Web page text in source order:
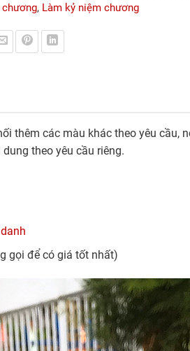
chương, Làm kỷ niệm chương
thêm các màu khác theo yêu cầu,
theo yêu cầu riêng.
gọi để có giá tốt nhất)